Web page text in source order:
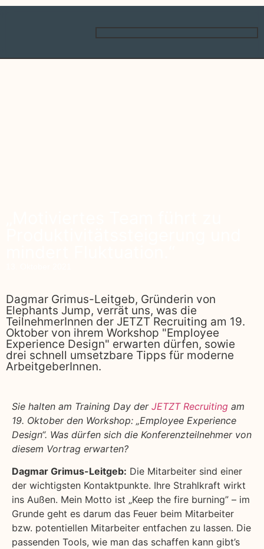
Dagmar Grimus-Leitgeb, Gründerin von
Elephants Jump, verrät uns, was die
TeilnehmerInnen der JETZT Recruiting am 19.
Oktober von ihrem Workshop "Employee
Experience Design" erwarten dürfen, sowie
drei schnell umsetzbare Tipps für moderne
ArbeitgeberInnen.
Sie halten am Training Day der JETZT Recruiting am
19. Oktober den Workshop: „Employee Experience
Design“. Was dürfen sich die Konferenzteilnehmer von
diesem Vortrag erwarten?
Dagmar Grimus-Leitgeb: Die Mitarbeiter sind einer
der wichtigsten Kontaktpunkte. Ihre Strahlkraft wirkt
ins Außen. Mein Motto ist „Keep the fire burning” – im
Grunde geht es darum das Feuer beim Mitarbeiter
bzw. potentiellen Mitarbeiter entfachen zu lassen. Die
passenden Tools, wie man das schaffen kann gibt’s